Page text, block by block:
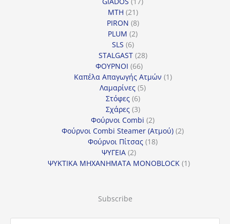
MTH 2121
προϊόντα
PIRON 88
προϊόντα
PLUM 22
SLS 66
προϊόντα
STALGAST 2828
ΦΟΥΡΝΟΙ 6666
προϊόντα
Καπέλα Απαγωγής Ατμών 11
Λαμαρίνες 55
Στόφες 66
προϊόντα
Σχάρες 33
προϊόντα
Φούρνοι Combi 22
προϊόντα
Φούρνοι Combi Steamer (Ατμού) 22
Φούρνοι Πίτσας 1818
ΨΥΓΕΙΑ 22
προϊόντα
ΨΥΚΤΙΚΑ ΜΗΧΑΝΗΜΑΤΑ MONOBLOCK 11
Subscribe